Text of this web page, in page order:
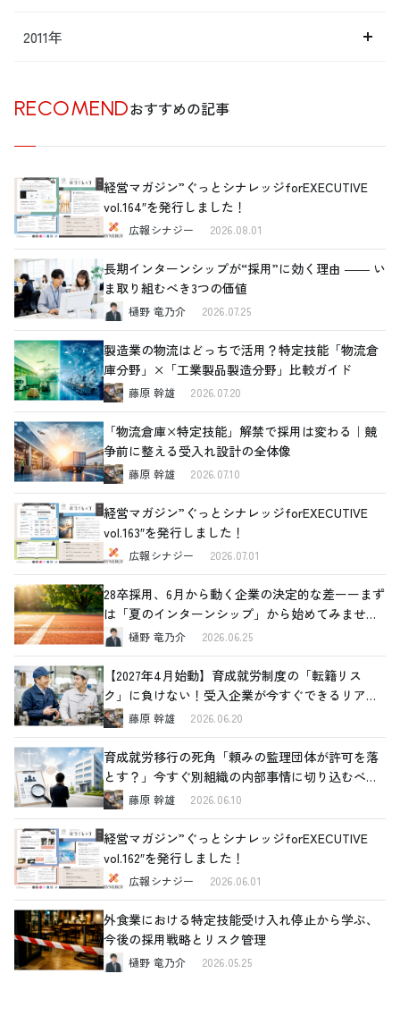
2011年
RECOMENDおすすめの記事
経営マガジン”ぐっとシナレッジforEXECUTIVE
vol.164″を発行しました！
広報シナジー 2026.08.01
長期インターンシップが“採用”に効く理由 ―― い
ま取り組むべき3つの価値
樋野 竜乃介 2026.07.25
製造業の物流はどっちで活用？特定技能「物流倉
庫分野」×「工業製品製造分野」比較ガイド
藤原 幹雄 2026.07.20
「物流倉庫×特定技能」解禁で採用は変わる｜競
争前に整える受入れ設計の全体像
藤原 幹雄 2026.07.10
経営マガジン”ぐっとシナレッジforEXECUTIVE
vol.163″を発行しました！
広報シナジー 2026.07.01
28卒採用、6月から動く企業の決定的な差ーーまず
は「夏のインターンシップ」から始めてみません
か
樋野 竜乃介 2026.06.25
【2027年4月始動】育成就労制度の「転籍リス
ク」に負けない！受入企業が今すぐできるリアル
な対策藤原 幹雄 2026.06.20
育成就労移行の死角「頼みの監理団体が許可を落
とす？」今すぐ別組織の内部事情に切り込むべき
理由と、確認すべき4つの重要ポイント
藤原 幹雄 2026.06.10
経営マガジン”ぐっとシナレッジforEXECUTIVE
vol.162″を発行しました！
広報シナジー 2026.06.01
外食業における特定技能受け入れ停止から学ぶ、
今後の採用戦略とリスク管理
樋野 竜乃介 2026.05.25